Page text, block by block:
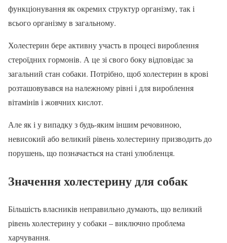
функціонування як окремих структур організму, так і
всього організму в загальному.
Холестерин бере активну участь в процесі вироблення
стероїдних гормонів. А це зі свого боку відповідає за
загальний стан собаки. Потрібно, щоб холестерин в крові
розташовувався на належному рівні і для вироблення
вітамінів і жовчних кислот.
Але як і у випадку з будь-яким іншим речовиною,
невисокий або великий рівень холестерину призводить до
порушень, що позначається на стані улюбленця.
Значення холестерину для собак
Більшість власників неправильно думають, що великий
рівень холестерину у собаки – виключно проблема
харчування.